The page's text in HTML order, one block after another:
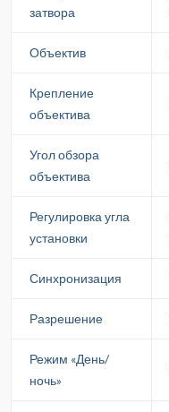
затвора
Объектив
Крепление
объектива
Угол обзора
объектива
Регулировка угла
установки
Синхронизация
Разрешение
Режим «День/
ночь»